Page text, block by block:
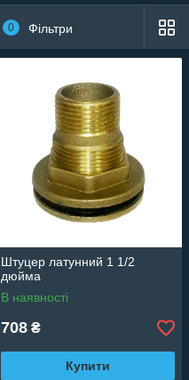
0 Фільтри
Штуцер латунний 1 1/2
дюйма
В наявності
708 ₴
Купити